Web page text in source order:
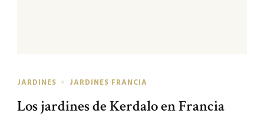
JARDINES JARDINES FRANCIA
Los jardines de Kerdalo en Francia